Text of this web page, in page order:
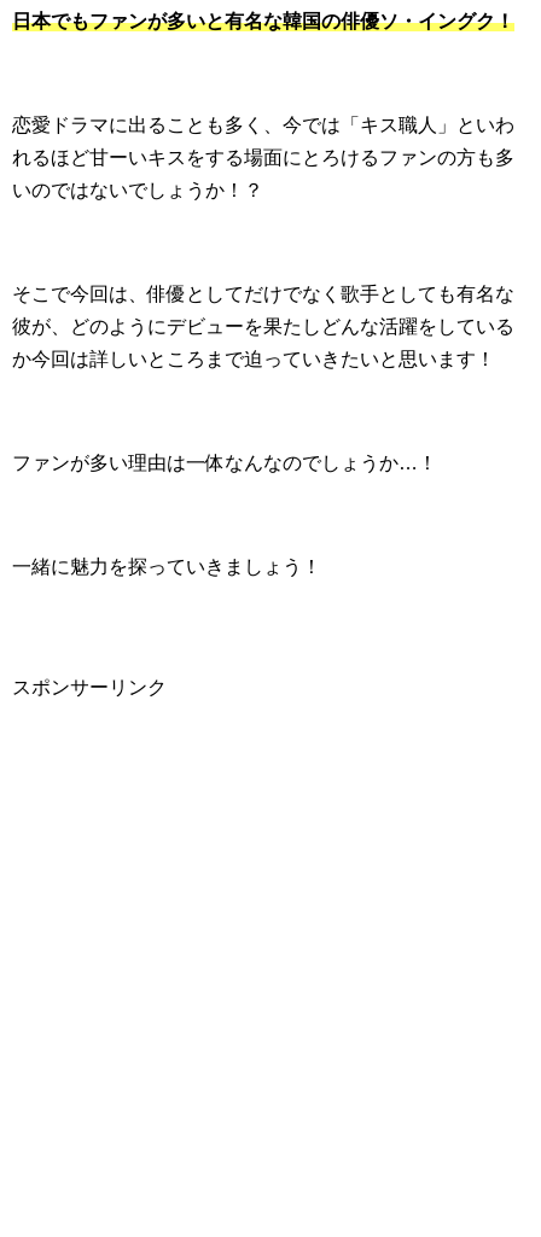
日本でもファンが多いと有名な韓国の俳優ソ・イングク！
恋愛ドラマに出ることも多く、今では「キス職人」といわ
れるほど甘ーいキスをする場面にとろけるファンの方も多
いのではないでしょうか！？
そこで今回は、俳優としてだけでなく歌手としても有名な
彼が、どのようにデビューを果たしどんな活躍をしている
か今回は詳しいところまで迫っていきたいと思います！
ファンが多い理由は一体なんなのでしょうか…！
一緒に魅力を探っていきましょう！
スポンサーリンク